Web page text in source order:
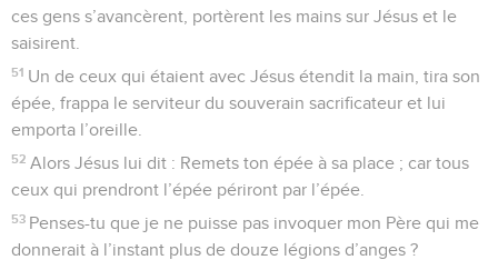
ces gens s’avancèrent, portèrent les mains sur Jésus et le
saisirent.
51 Un de ceux qui étaient avec Jésus étendit la main, tira son
épée, frappa le serviteur du souverain sacrificateur et lui
emporta l’oreille.
52 Alors Jésus lui dit : Remets ton épée à sa place ; car tous
ceux qui prendront l’épée périront par l’épée.
53 Penses-tu que je ne puisse pas invoquer mon Père qui me
donnerait à l’instant plus de douze légions d’anges ?